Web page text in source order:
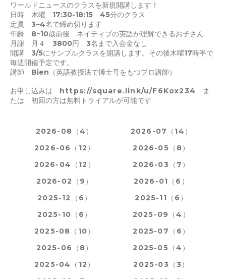
ワールドニュースのクラスを新規開講します！
日時 木曜 17:30-18:15 45分のクラス
定員 3−4名で締め切ります
年齢 8−10歳前後 ネイティブの英語が理解できるお子さん
月謝 月４ 3800円 3名まで入会金なし
開講 3/5にサンプルクラスを開講します。その後木曜17時半で
毎週開催予定です。
講師 Bien（英語教授法で博士号をもつプロ講師）
お申し込みは https://square.link/u/F6Kox234
ま
たは 初回の方は無料トライアルが可能です
2026-08（4）
2026-07（14）
2026-06（12）
2026-05（8）
2026-04（12）
2026-03（7）
2026-02（9）
2026-01（6）
2025-12（6）
2025-11（6）
2025-10（6）
2025-09（4）
2025-08（10）
2025-07（6）
2025-06（8）
2025-05（4）
2025-04（12）
2025-03（3）